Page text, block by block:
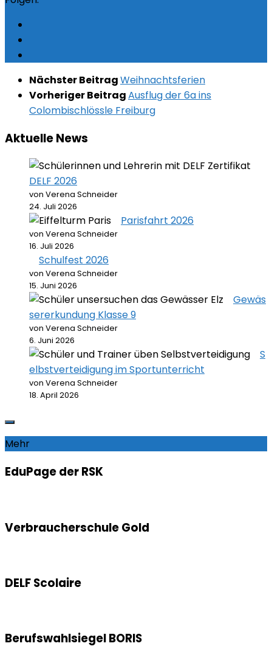
Nächster BeitragWeihnachtsferien
Vorheriger BeitragAusflug der 6a ins
Colombischlössle Freiburg
Aktuelle News
DELF 2026
von Verena Schneider
24. Juli 2026
Parisfahrt 2026
von Verena Schneider
16. Juli 2026
Schulfest 2026
von Verena Schneider
15. Juni 2026
Gewäs
sererkundung Klasse 9
von Verena Schneider
6. Juni 2026
S
elbstverteidigung im Sportunterricht
von Verena Schneider
18. April 2026
Mehr
EduPage der RSK
Verbraucherschule Gold
DELF Scolaire
Berufswahlsiegel BORIS